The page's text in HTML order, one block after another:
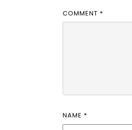
COMMENT *
NAME *